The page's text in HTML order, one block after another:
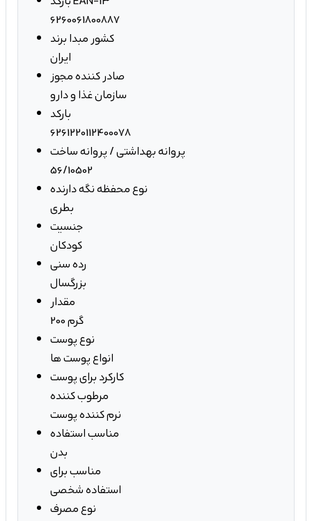
6260061800887
کشور مبدا برند
ایران
صادر کننده مجوز
سازمان غذا و دارو
بارکد
6261220112400078
پروانه بهداشتی / پروانه ساخت
56/10502
نوع محفظه نگه دارنده
بطری
جنسیت
کودکان
رده سنی
بزرگسال
مقدار
200 گرم
نوع پوست
انواع پوست ها
کارکرد برای پوست
مرطوب کننده
نرم کننده پوست
مناسب استفاده
بدن
مناسب برای
استفاده شخصی
نوع مصرف